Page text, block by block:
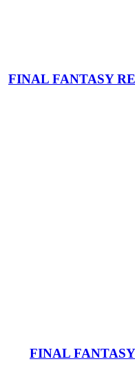
FINAL FANTASY
FINAL